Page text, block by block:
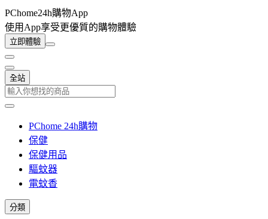
PChome24h購物App
使用App享受更優質的購物體驗
立即體驗
全站
PChome 24h購物
保健
保健用品
驅蚊器
電蚊香
分類